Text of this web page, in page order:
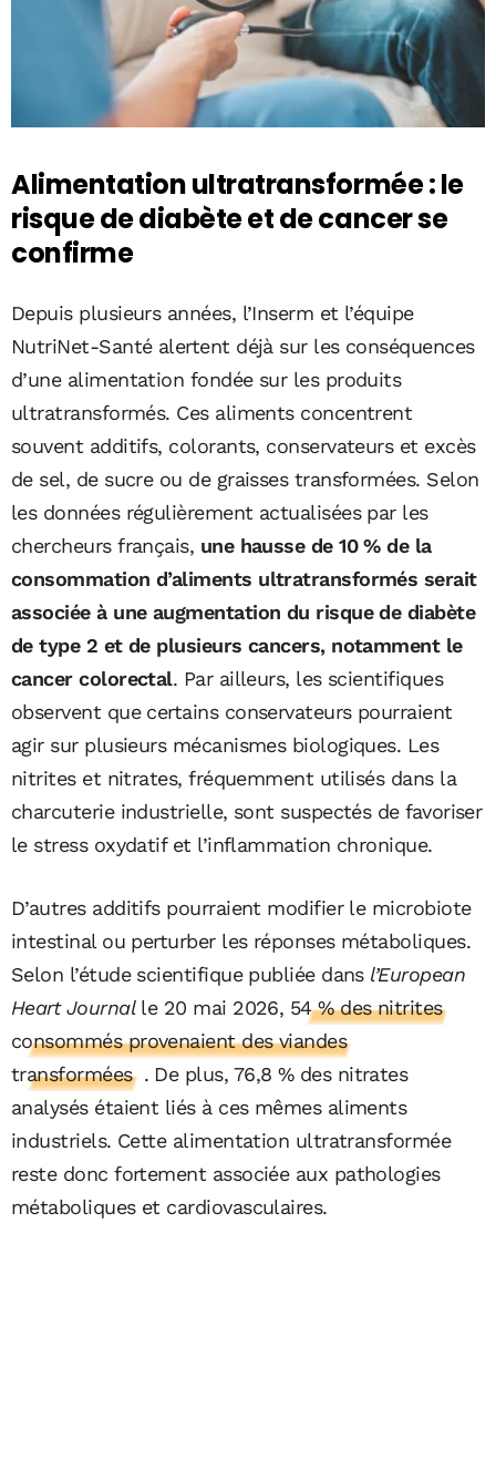
Alimentation ultratransformée : le
risque de diabète et de cancer se
confirme
Depuis plusieurs années, l’Inserm et l’équipe
NutriNet-Santé alertent déjà sur les conséquences
d’une alimentation fondée sur les produits
ultratransformés. Ces aliments concentrent
souvent additifs, colorants, conservateurs et excès
de sel, de sucre ou de graisses transformées. Selon
les données régulièrement actualisées par les
chercheurs français, une hausse de 10 % de la
consommation d’aliments ultratransformés serait
associée à une augmentation du risque de diabète
de type 2 et de plusieurs cancers, notamment le
cancer colorectal. Par ailleurs, les scientifiques
observent que certains conservateurs pourraient
agir sur plusieurs mécanismes biologiques. Les
nitrites et nitrates, fréquemment utilisés dans la
charcuterie industrielle, sont suspectés de favoriser
le stress oxydatif et l’inflammation chronique.
D’autres additifs pourraient modifier le microbiote
intestinal ou perturber les réponses métaboliques.
Selon l’étude scientifique publiée dansl’European
Heart Journalle 20 mai 2026, 54 % des nitrites
consommés provenaient des viandes
transformées . De plus, 76,8 % des nitrates
analysés étaient liés à ces mêmes aliments
industriels. Cette alimentation ultratransformée
reste donc fortement associée aux pathologies
métaboliques et cardiovasculaires.